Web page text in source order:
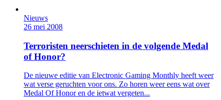
Nieuws
26 mei 2008
Terroristen neerschieten in de volgende Medal
of Honor?
De nieuwe editie van Electronic Gaming Monthly heeft weer
wat verse geruchten voor ons. Zo horen weer eens wat over
Medal Of Honor en de ietwat vergeten...